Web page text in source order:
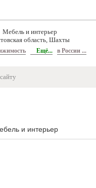
Мебель и интерьер
область, Шахты
Ещё... в России ...
и интерьер